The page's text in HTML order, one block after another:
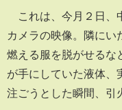
これは、今月２日、
カメラの映像。隣にい
燃える服を脱がせるな
が手にしていた液体、
注ごうとした瞬間、引